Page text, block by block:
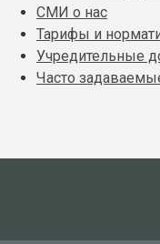
СМИ о нас
Тарифы и
Учредительные
Часто